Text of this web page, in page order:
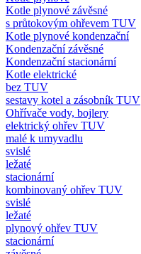
Kotle plynové závěsné
s průtokovým ohřevem TUV
Kotle plynové kondenzační
Kondenzační závěsné
Kondenzační stacionární
Kotle elektrické
bez TUV
sestavy kotel a zásobník TUV
Ohřívače vody, bojlery
elektrický ohřev TUV
malé k umyvadlu
svislé
ležaté
stacionární
kombinovaný ohřev TUV
svislé
ležaté
plynový ohřev TUV
stacionární